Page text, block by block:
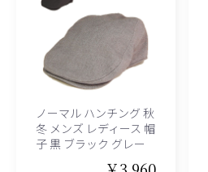
ノーマル ハンチング 秋
冬 メンズ レディース 帽
子 黒 ブラック グレー